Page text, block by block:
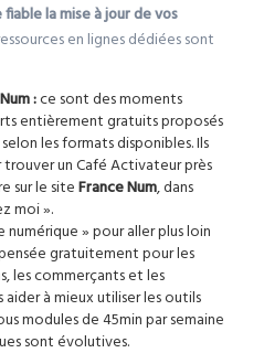
la mise à jour de vos
en lignes dédiées sont
:ce sont des moments
entièrement gratuits proposés
selon les formats disponibles. Ils
trouver un Café Activateur près
sur le siteFrance Num, dans
moi ».
numérique » pour aller plus loin
gratuitement pour les
les commerçants et les
à mieux utiliser les outils
modules de 45min par semaine
sont évolutives.